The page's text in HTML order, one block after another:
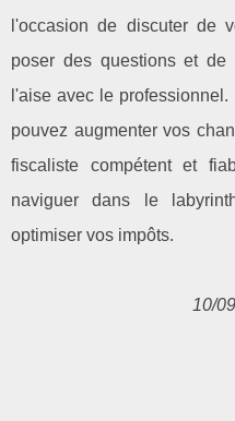
l'occasion de discuter de
poser des questions et
l'aise avec le
pouvez augmenter vos
fiscaliste compétent et
naviguer dans le
optimiser vos impôts.
10/